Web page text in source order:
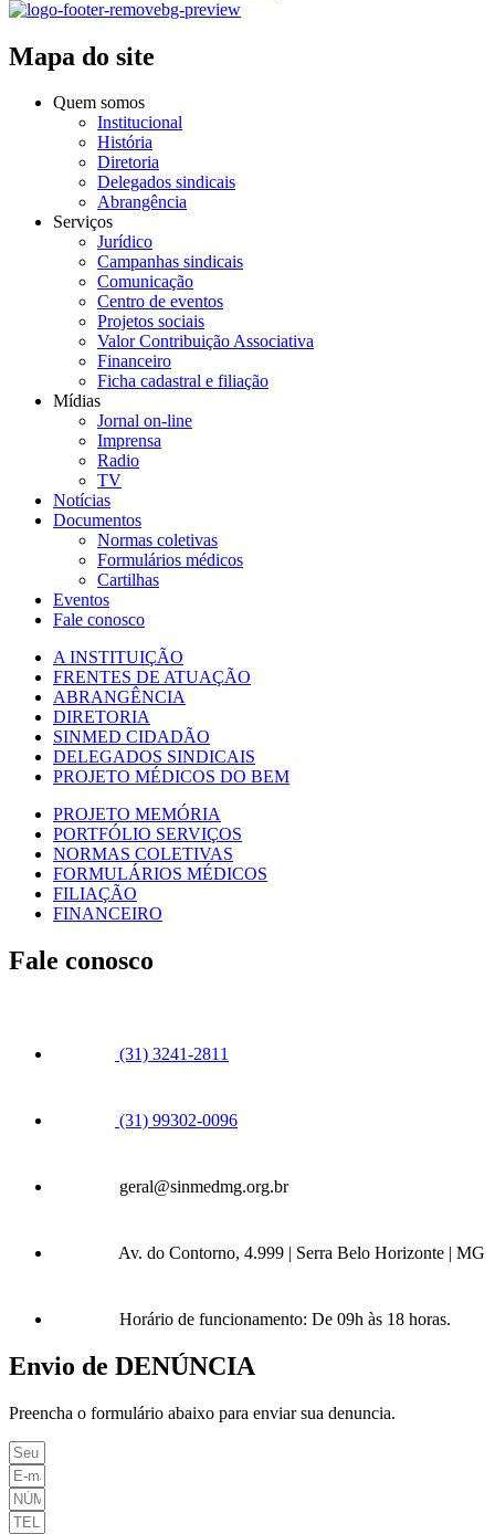
Mapa do site
Quem somos
Institucional
História
Diretoria
Delegados sindicais
Abrangência
Serviços
Jurídico
Campanhas sindicais
Comunicação
Centro de eventos
Projetos sociais
Valor Contribuição Associativa
Financeiro
Ficha cadastral e filiação
Mídias
Jornal on-line
Imprensa
Radio
TV
Notícias
Documentos
Normas coletivas
Formulários médicos
Cartilhas
Eventos
Fale conosco
A INSTITUIÇÃO
FRENTES DE ATUAÇÃO
ABRANGÊNCIA
DIRETORIA
SINMED CIDADÃO
DELEGADOS SINDICAIS
PROJETO MÉDICOS DO BEM
PROJETO MEMÓRIA
PORTFÓLIO SERVIÇOS
NORMAS COLETIVAS
FORMULÁRIOS MÉDICOS
FILIAÇÃO
FINANCEIRO
Fale conosco
(31) 3241-2811
(31) 99302-0096
geral@sinmedmg.org.br
Av. do Contorno, 4.999 | Serra Belo Horizonte | MG
Horário de funcionamento: De 09h às 18 horas.
Envio de DENÚNCIA
Preencha o formulário abaixo para enviar sua denuncia.